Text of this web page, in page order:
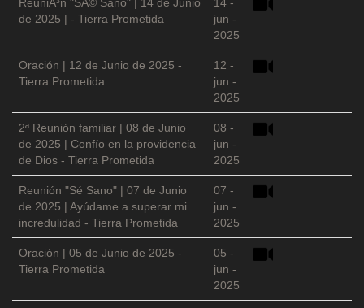
de 2025 | - Tierra Prometida
jun -
2025
Oración | 12 de Junio de 2025 -
Tierra Prometida
12 -
jun -
2025
2ª Reunión familiar | 08 de Junio
de 2025 | Confío en la providencia
de Dios - Tierra Prometida
08 -
jun -
2025
Reunión "Sé Sano" | 07 de Junio
de 2025 | Ayúdame a superar mi
incredulidad - Tierra Prometida
07 -
jun -
2025
Oración | 05 de Junio de 2025 -
Tierra Prometida
05 -
jun -
2025